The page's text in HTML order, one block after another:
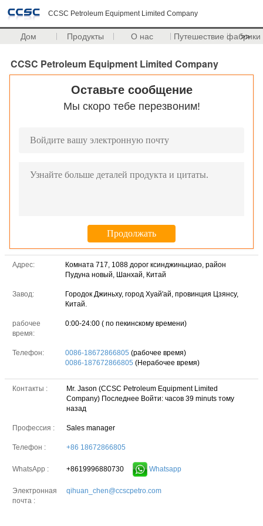
CCSC Petroleum Equipment Limited Company
Дом Продукты О нас Путешествие фабрики
>>
CCSC Petroleum Equipment Limited Company
Оставьте сообщение
Мы скоро тебе перезвоним!
Адрес:
Комната 717, 1088 дорог ксинджиньциао, район
Пудуна новый, Шанхай, Китай
Завод:
Городок Джиньху, город Хуай'ай, провинция Цзянсу,
Китай.
рабочее
время:
0:00-24:00 ( по пекинскому времени)
Телефон: 0086-18672866805 (рабочее время)
0086-187672866805 (Нерабочее время)
Контакты :
Mr. Jason (CCSC Petroleum Equipment Limited
Company) Последнее Войти: часов 39 minuts тому
назад
Профессия : Sales manager
Телефон : +86 18672866805
WhatsApp : +8619996880730 Whatsapp
Электронная
почта :
qihuan_chen@ccscpetro.com